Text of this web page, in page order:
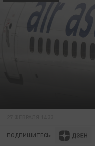
ПОДПИШИТЕСЬ: